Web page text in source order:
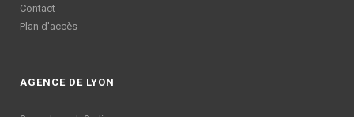
Contact
Plan d'accès
AGENCE DE LYON